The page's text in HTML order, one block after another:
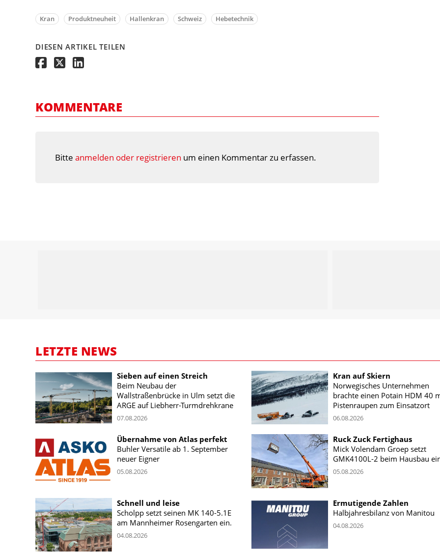
Kran Produktneuheit Hallenkran Schweiz Hebetechnik
DIESEN ARTIKEL TEILEN
KOMMENTARE
Bitte anmelden oder registrieren um einen Kommentar zu erfassen.
LETZTE NEWS
Sieben auf einen Streich
Beim Neubau der
Wallstraßenbrücke in Ulm setzt die
ARGE auf Liebherr-Turmdrehkrane
07.08.2026
Kran auf Skiern
Norwegisches Unternehmen
brachte einen Potain HDM 40
Pistenraupen zum Einsatzort
06.08.2026
Übernahme von Atlas perfekt
Buhler Versatile ab 1. September
neuer Eigner
05.08.2026
Ruck Zuck Fertighaus
Mick Volendam Groep setzt
GMK4100L-2 beim Hausbau
05.08.2026
Schnell und leise
Scholpp setzt seinen MK 140-5.1E
am Mannheimer Rosengarten ein.
04.08.2026
Ermutigende Zahlen
Halbjahresbilanz von Manitou
04.08.2026